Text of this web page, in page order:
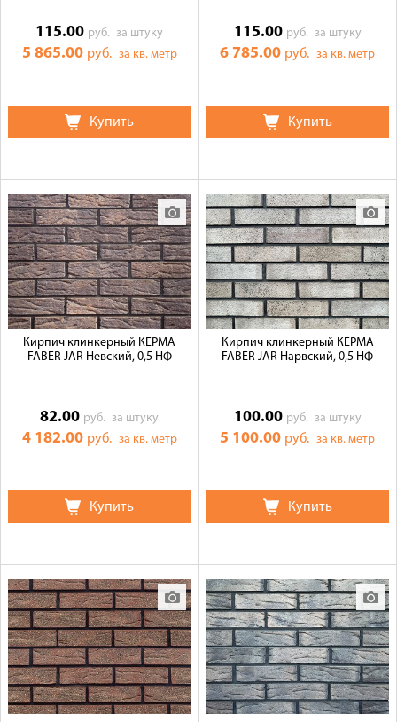
115.00 руб.за штуку
5 865.00 руб. за кв. метр
Купить
115.00 руб. за штуку
6 785.00 руб.за кв. метр
Купить
Кирпич клинкерный КЕРМА
FABER JAR Невский, 0,5 НФ
82.00 руб.за штуку
4 182.00 руб. за кв. метр
Купить
Кирпич клинкерный КЕРМА
FABER JAR Нарвский, 0,5 НФ
100.00 руб. за штуку
5 100.00 руб.за кв. метр
Купить